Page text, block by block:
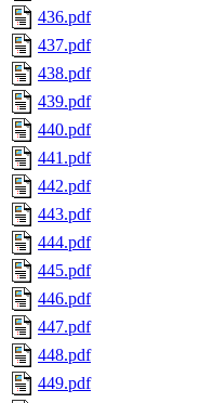
436.pdf
437.pdf
438.pdf
439.pdf
440.pdf
441.pdf
442.pdf
443.pdf
444.pdf
445.pdf
446.pdf
447.pdf
448.pdf
449.pdf